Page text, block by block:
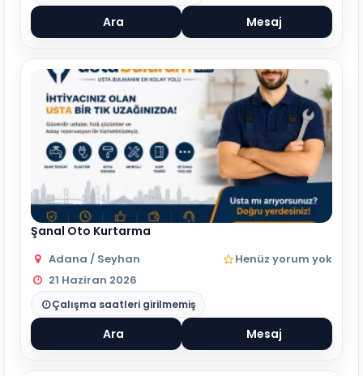
Ara Mesaj
Şanal Oto Kurtarma
Adana / Seyhan
Henüz yorum yok
21 Haziran 2026
Çalışma saatleri girilmemiş
Ara Mesaj